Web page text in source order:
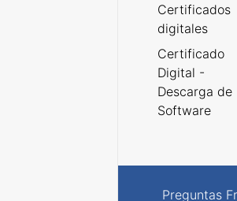
Certificados
digitales
Certificado
Digital -
Descarga de
Software
Preguntas